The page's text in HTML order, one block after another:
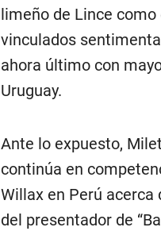
limeño de Lince
vinculados
ahora último con
Uruguay.
Ante lo expuesto,
continúa en
Willax en Perú
del presentador de